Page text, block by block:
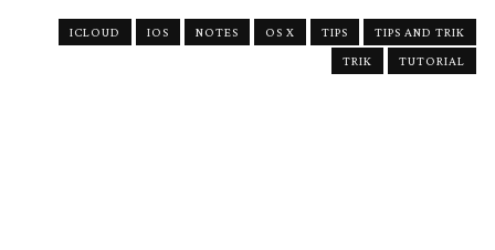
ICLOUD IOS NOTES OS X TIPS
TIPS AND TRIK
TRIK
TUTORIAL